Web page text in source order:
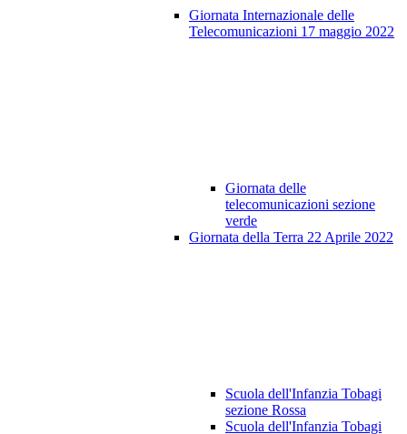
Giornata Internazionale delle
Telecomunicazioni 17 maggio 2022
Giornata delle
telecomunicazioni sezione
verde
Giornata della Terra 22 Aprile 2022
Scuola dell'Infanzia Tobagi
sezione Rossa
Scuola dell'Infanzia Tobagi